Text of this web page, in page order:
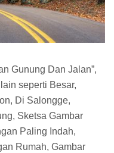
Gunung Dan Jalan”,
seperti Besar,
Di Salongge,
Sketsa Gambar
Paling Indah,
Rumah, Gambar